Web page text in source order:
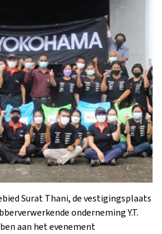
Surat Thani, de vestigingsplaats
onderneming Y.T.
aan het evenement